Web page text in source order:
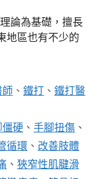
為基礎，擅長
地區也有不少的
師 、鐵打 、鐵打醫
僵硬 、手腳扭傷 、
循環 、 改善肢體
、 狹窄性肌腱滑